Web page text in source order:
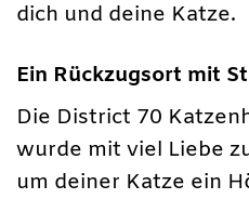
dich und deine Katze.
Ein Rückzugsort mit
Die District 70
wurde mit viel Liebe
um deiner Katze ein